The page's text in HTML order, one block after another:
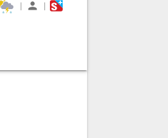
| |